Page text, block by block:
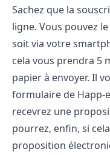
Sachez que la
ligne. Vous pouvez
soit via votre
cela vous prendra 5
papier à envoyer. Il
formulaire de Happ-
recevrez une
pourrez, enfin, si
proposition